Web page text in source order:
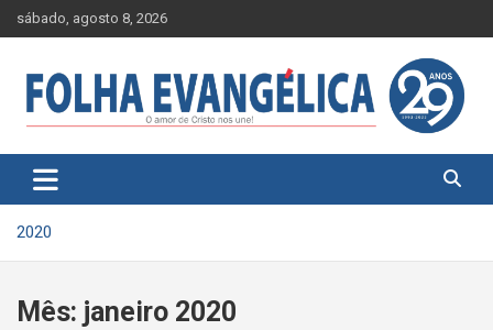
Skip
to
sábado, agosto 8, 2026
2020
Mês: janeiro 2020